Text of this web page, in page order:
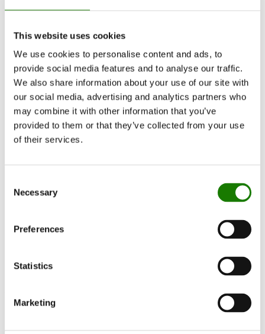
This website uses cookies
We use cookies to personalise content and ads, to
provide social media features and to analyse our traffic.
We also share information about your use of our site with
our social media, advertising and analytics partners who
may combine it with other information that you’ve
provided to them or that they’ve collected from your use
of their services.
Selection
Necessary
Preferences
Statistics
Marketing